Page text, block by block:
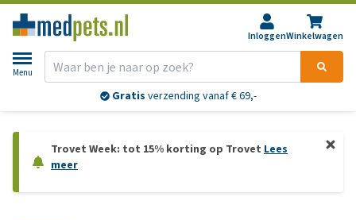
InloggenWinkelwagen
Menu
Gratis verzending vanaf € 69,-
Trovet Week: tot 15% korting op Trovet Lees
meer